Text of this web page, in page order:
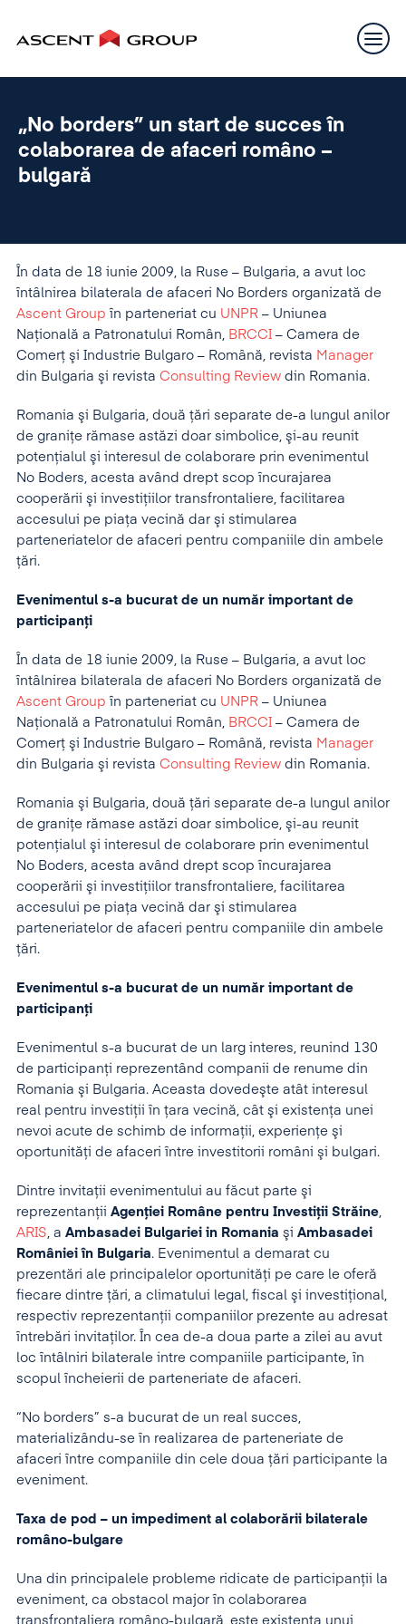
„No borders” un start de succes în
colaborarea de afaceri româno –
bulgară
În data de 18 iunie 2009, la Ruse – Bulgaria, a avut loc
întâlnirea bilaterala de afaceri No Borders organizată de
Ascent Groupîn parteneriat cu UNPR – Uniunea
Naţională a Patronatului Român, BRCCI – Camera de
Comerţ şi Industrie Bulgaro – Română, revista Manager
din Bulgaria şi revista Consulting Review din Romania.
Romania şi Bulgaria, două ţări separate de-a lungul anilor
de graniţe rămase astăzi doar simbolice, şi-au reunit
potenţialul şi interesul de colaborare prin evenimentul
No Boders, acesta având drept scop încurajarea
cooperării şi investiţiilor transfrontaliere, facilitarea
accesului pe piaţa vecină dar şi stimularea
parteneriatelor de afaceri pentru companiile din ambele
ţări.
Evenimentul s-a bucurat de un număr important de
participanţi
În data de 18 iunie 2009, la Ruse – Bulgaria, a avut loc
întâlnirea bilaterala de afaceri No Borders organizată de
Ascent Groupîn parteneriat cu UNPR – Uniunea
Naţională a Patronatului Român, BRCCI – Camera de
Comerţ şi Industrie Bulgaro – Română, revista Manager
din Bulgaria şi revista Consulting Review din Romania.
Romania şi Bulgaria, două ţări separate de-a lungul anilor
de graniţe rămase astăzi doar simbolice, şi-au reunit
potenţialul şi interesul de colaborare prin evenimentul
No Boders, acesta având drept scop încurajarea
cooperării şi investiţiilor transfrontaliere, facilitarea
accesului pe piaţa vecină dar şi stimularea
parteneriatelor de afaceri pentru companiile din ambele
ţări.
Evenimentul s-a bucurat de un număr important de
participanţi
Evenimentul s-a bucurat de un larg interes, reunind 130
de participanţi reprezentând companii de renume din
Romania şi Bulgaria. Aceasta dovedeşte atât interesul
real pentru investiţii în ţara vecină, cât şi existenţa unei
nevoi acute de schimb de informaţii, experienţe şi
oportunităţi de afaceri între investitorii români şi bulgari.
Dintre invitaţii evenimentului au făcut parte şi
reprezentanţii Agenţiei Române pentru Investiţii Străine,
ARIS, a Ambasadei Bulgariei in Romania şi Ambasadei
României în Bulgaria. Evenimentul a demarat cu
prezentări ale principalelor oportunităţi pe care le oferă
fiecare dintre ţări, a climatului legal, fiscal şi investiţional,
respectiv reprezentanţii companiilor prezente au adresat
întrebări invitaţilor. În cea de-a doua parte a zilei au avut
loc întâlniri bilaterale intre companiile participante, în
scopul încheierii de parteneriate de afaceri.
“No borders” s-a bucurat de un real succes,
materializându-se în realizarea de parteneriate de
afaceri între companiile din cele doua ţări participante la
eveniment.
Taxa de pod – un impediment al colaborării bilaterale
româno-bulgare
Una din principalele probleme ridicate de participanţii la
eveniment, ca obstacol major în colaborarea
transfrontaliera româno-bulgară, este existenţa unui